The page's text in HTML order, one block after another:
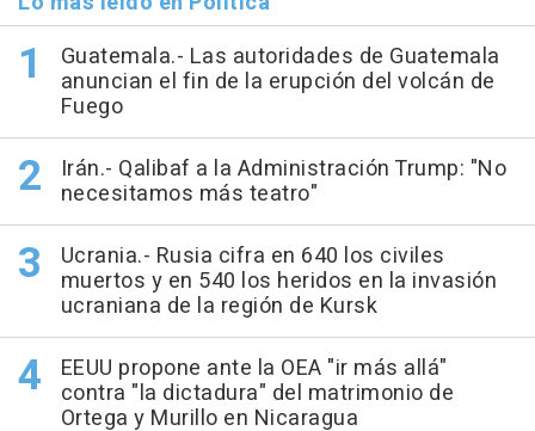
Guatemala.- Las autoridades de Guatemala
anuncian el fin de la erupción del volcán de
Fuego
Irán.- Qalibaf a la Administración Trump: "No
necesitamos más teatro"
Ucrania.- Rusia cifra en 640 los civiles
muertos y en 540 los heridos en la invasión
ucraniana de la región de Kursk
EEUU propone ante la OEA "ir más allá"
contra "la dictadura" del matrimonio de
Ortega y Murillo en Nicaragua